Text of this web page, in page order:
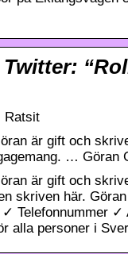
Ratsit
är gift och
… Göran
är gift och
skriven här.
✓ Telefonnummer
alla personer i